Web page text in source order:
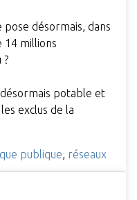
pose désormais, dans
14 millions
?
potable et
exclus de la
publique, réseaux